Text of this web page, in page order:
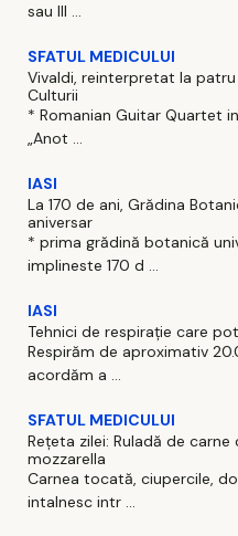
sau III ...
SFATUL MEDICULUI
Vivaldi, reinterpretat la
Culturii
* Romanian Guitar Quartet
„Anot ...
IASI
La 170 de ani, Grădina
aniversar
* prima grădină botanică
implineste 170 d ...
IASI
Tehnici de respirație care
Respirăm de aproximativ
acordăm a ...
SFATUL MEDICULUI
Rețeta zilei: Ruladă de
mozzarella
Carnea tocată, ciupercile,
intalnesc intr ...